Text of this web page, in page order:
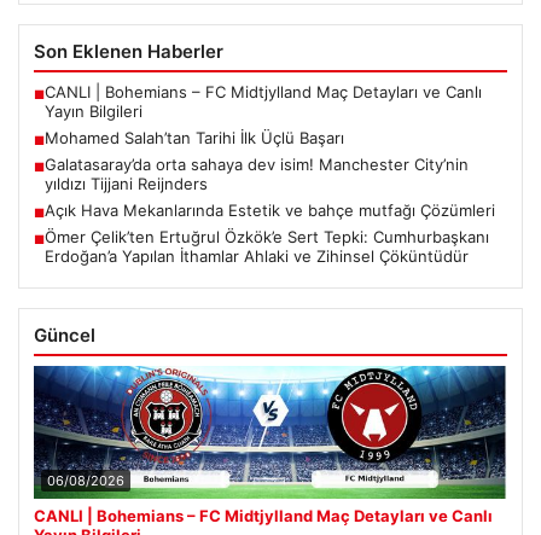
Son Eklenen Haberler
■CANLI | Bohemians – FC Midtjylland Maç Detayları ve Canlı
Yayın Bilgileri
■Mohamed Salah’tan Tarihi İlk Üçlü Başarı
■Galatasaray’da orta sahaya dev isim! Manchester City’nin
yıldızı Tijjani Reijnders
■Açık Hava Mekanlarında Estetik ve bahçe mutfağı Çözümleri
■Ömer Çelik’ten Ertuğrul Özkök’e Sert Tepki: Cumhurbaşkanı
Erdoğan’a Yapılan İthamlar Ahlaki ve Zihinsel Çöküntüdür
Güncel
06/08/2026
CANLI | Bohemians – FC Midtjylland Maç Detayları ve Canlı